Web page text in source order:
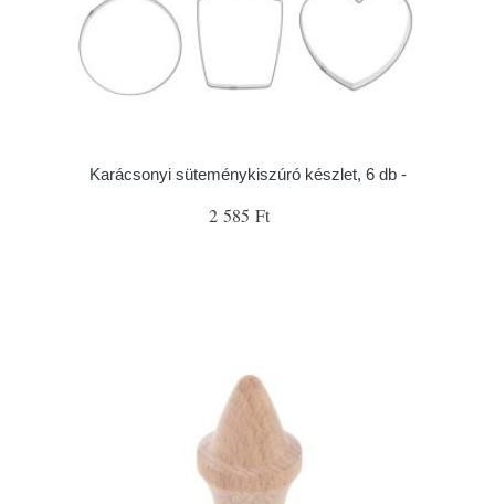
Karácsonyi süteménykiszúró készlet, 6 db -
2 585 Ft